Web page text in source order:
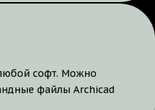
софт. Можно
файлы Archicad